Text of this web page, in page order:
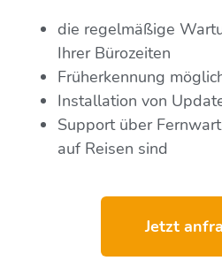
die regelmäßige
Ihrer Bürozeiten
Früherkennung
Installation von
Support über
auf Reisen sind
Jetzt